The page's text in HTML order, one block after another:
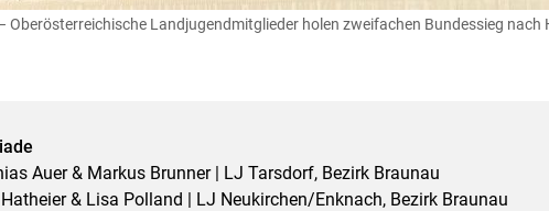
Oberösterreichische Landjugendmitglieder holen zweifachen Bundessieg nach
Auer & Markus Brunner | LJ Tarsdorf, Bezirk Braunau
& Lisa Polland | LJ Neukirchen/Enknach, Bezirk Braunau